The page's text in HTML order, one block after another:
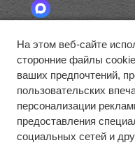
КАК
ГЛАВНАЯ
О КОМПАНИИ
КАТАЛОГ
8 (993) 725-70-
На этом веб-сайте
сторонние файлы
ваших предпочтений,
пользовательских
персонализации
предоставления
социальных сетей и